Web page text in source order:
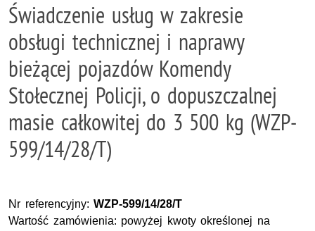
Świadczenie usług w zakresie
obsługi technicznej i naprawy
bieżącej pojazdów Komendy
Stołecznej Policji, o dopuszczalnej
masie całkowitej do 3 500 kg (WZP-
599/14/28/T)
Nr referencyjny:WZP-599/14/28/T
Wartość zamówienia: powyżej kwoty określonej na